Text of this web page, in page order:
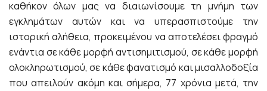
καθήκον όλων μας να διαιωνίσουμε τη μνήμη των
εγκλημάτων αυτών και να υπερασπιστούμε την
ιστορική αλήθεια, προκειμένου να αποτελέσει φραγμό
ενάντια σε κάθε μορφή αντισημιτισμού, σε κάθε μορφή
ολοκληρωτισμού, σε κάθε φανατισμό και μισαλλοδοξία
που απειλούν ακόμη και σήμερα, 77 χρόνια μετά, την